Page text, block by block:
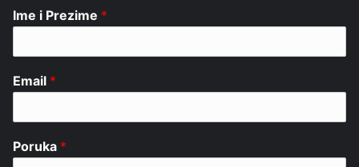
Ime i Prezime *
Email *
Poruka *